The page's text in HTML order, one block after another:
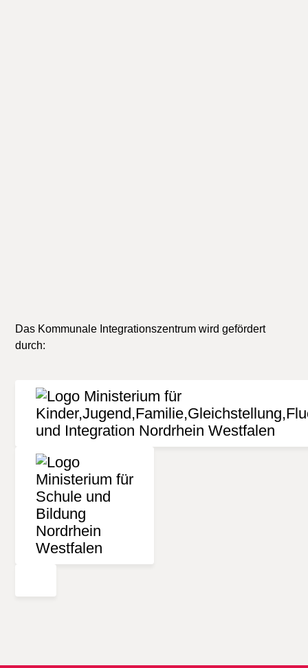
Das Kommunale Integrationszentrum wird gefördert
durch: